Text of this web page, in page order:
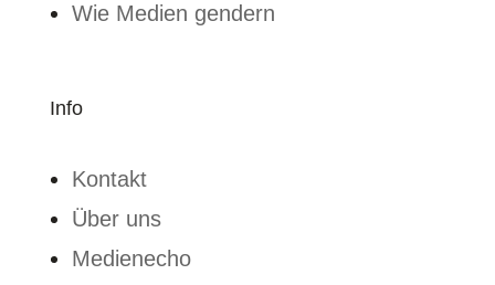
Wie Medien gendern
Info
Kontakt
Über uns
Medienecho